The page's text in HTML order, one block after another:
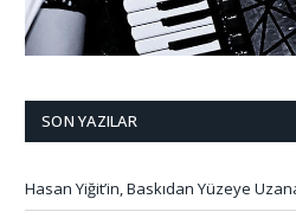
SON YAZILAR
Hasan Yiğit’in, Baskıdan Yüzeye